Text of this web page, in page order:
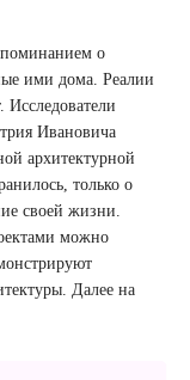
о
ими дома. Реалии
Исследователи
Ивановича
архитектурной
только о
своей жизни.
можно
Далее на